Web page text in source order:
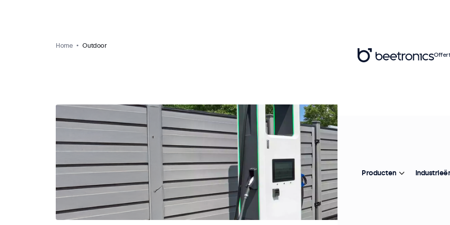
Home Outdoor
Producten